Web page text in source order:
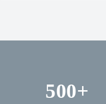
500+